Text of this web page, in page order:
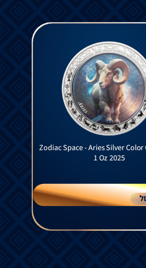
Zodiac Space - Aries Silver
1 Oz 2025